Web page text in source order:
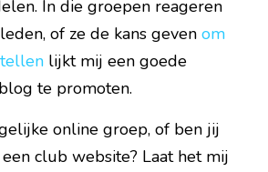
In die groepen reageren
of ze de kans geven om
lijkt mij een goede
te promoten.
online groep, of ben jij
club website? Laat het mij